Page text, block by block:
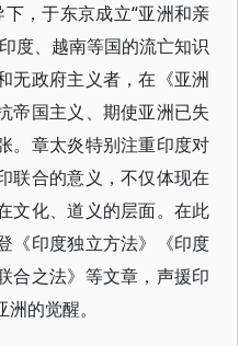
，于东京成立“亚洲和亲
度、越南等国的流亡知识
无政府主义者，在《亚洲
帝国主义、期使亚洲已失
。章太炎特别注重印度对
联合的意义，不仅体现在
文化、道义的层面。在此
《印度独立方法》《印度
合之法》等文章，声援印
的觉醒。